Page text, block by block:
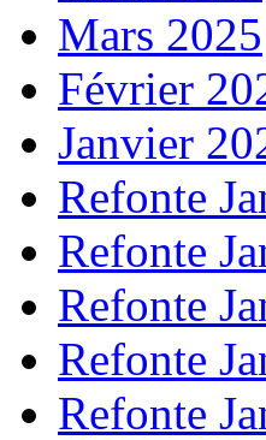
Mars 2025
Février
Janvier
Refonte
Refonte
Refonte
Refonte
Refonte